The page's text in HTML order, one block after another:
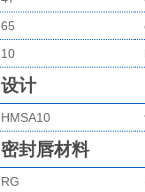
65
10
设计
HMSA10
密封唇材料
RG